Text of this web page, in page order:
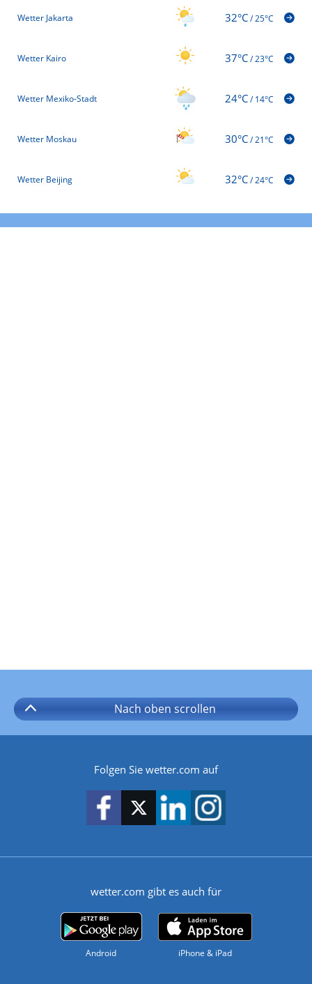
Wetter Jakarta 32°C/25°C
Wetter Kairo 37°C/23°C
Wetter Mexiko-Stadt 24°C/14°C
Wetter Moskau 30°C/21°C
Wetter Beijing 32°C/24°C
Nach oben scrollen
Folgen Sie wetter.com auf
wetter.com gibt es auch für
Android iPhone & iPad